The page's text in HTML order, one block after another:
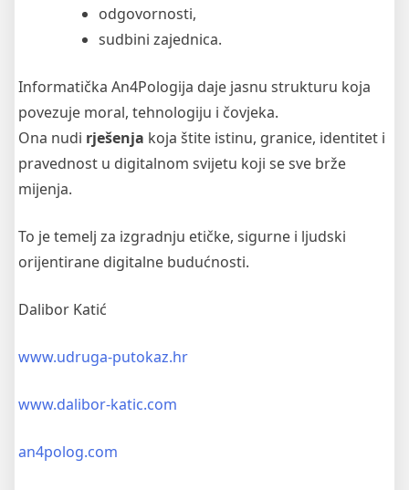
odgovornosti,
sudbini zajednica.
Informatička An4Pologija daje jasnu strukturu koja
povezuje moral, tehnologiju i čovjeka.
Ona nudi rješenja koja štite istinu, granice, identitet i
pravednost u digitalnom svijetu koji se sve brže
mijenja.
To je temelj za izgradnju etičke, sigurne i ljudski
orijentirane digitalne budućnosti.
Dalibor Katić
www.udruga-putokaz.hr
www.dalibor-katic.com
an4polog.com